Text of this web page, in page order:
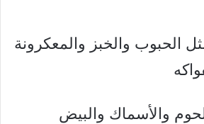
الحبوب والخبز والمعكرونة
والأسماك والبيض